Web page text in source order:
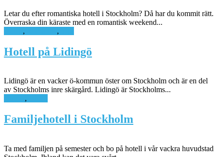
Letar du efter romantiska hotell i Stockholm? Då har du kommit rätt.
Överraska din käraste med en romantisk weekend...
, ,
Hotell på Lidingö
Lidingö är en vacker ö-kommun öster om Stockholm och är en del
av Stockholms inre skärgård. Lidingö är Stockholms...
,
Familjehotell i Stockholm
Ta med familjen på semester och bo på hotell i vår vackra huvudstad